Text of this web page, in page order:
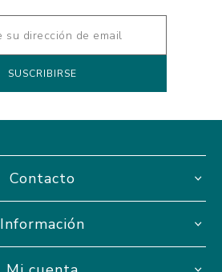
Contacto
Información